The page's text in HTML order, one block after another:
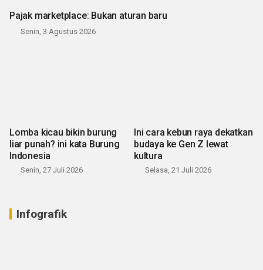
Pajak marketplace: Bukan aturan baru
Senin, 3 Agustus 2026
Lomba kicau bikin burung
liar punah? ini kata Burung
Indonesia
Senin, 27 Juli 2026
Ini cara kebun raya dekatkan
budaya ke Gen Z lewat
kultura
Selasa, 21 Juli 2026
Infografik